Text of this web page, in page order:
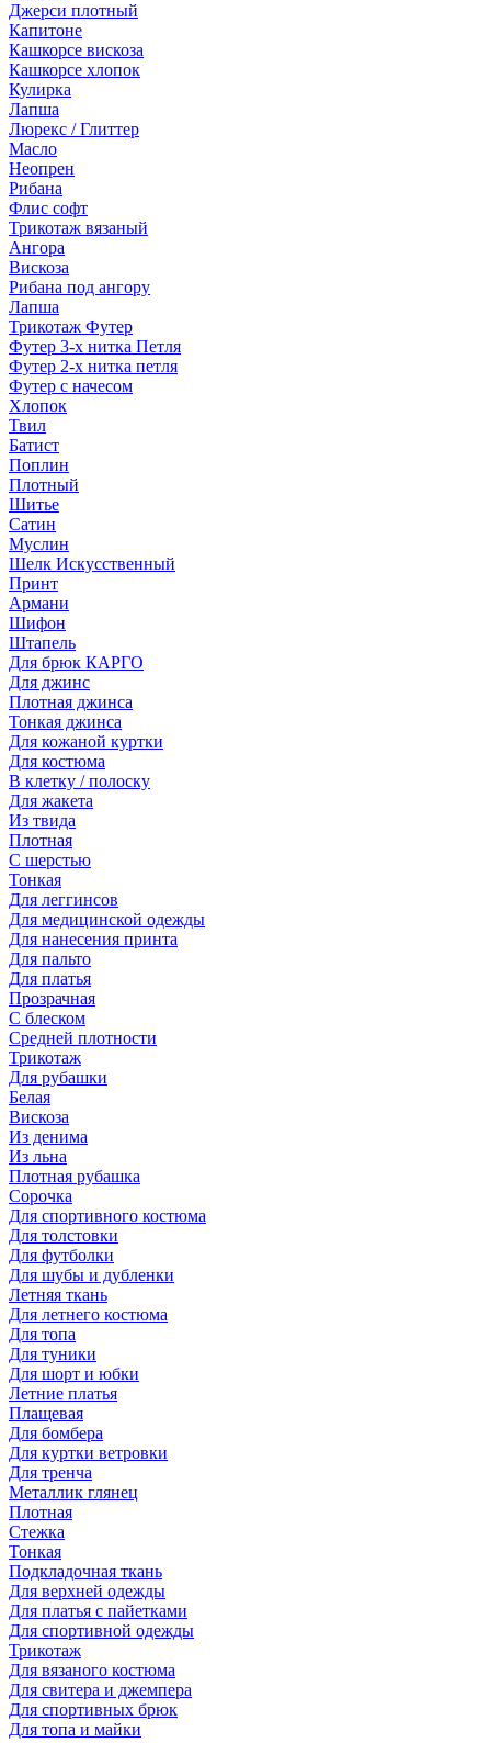
Джерси плотный
Капитоне
Кашкорсе вискоза
Кашкорсе хлопок
Кулирка
Лапша
Люрекс / Глиттер
Масло
Неопрен
Рибана
Флис софт
Трикотаж вязаный
Ангора
Вискоза
Рибана под ангору
Лапша
Трикотаж Футер
Футер 3-х нитка Петля
Футер 2-х нитка петля
Футер с начесом
Хлопок
Твил
Батист
Поплин
Плотный
Шитье
Сатин
Муслин
Шелк Искусственный
Принт
Армани
Шифон
Штапель
Для брюк КАРГО
Для джинс
Плотная джинса
Тонкая джинса
Для кожаной куртки
Для костюма
В клетку / полоску
Для жакета
Из твида
Плотная
С шерстью
Тонкая
Для леггинсов
Для медицинской одежды
Для нанесения принта
Для пальто
Для платья
Прозрачная
С блеском
Средней плотности
Трикотаж
Для рубашки
Белая
Вискоза
Из денима
Из льна
Плотная рубашка
Сорочка
Для спортивного костюма
Для толстовки
Для футболки
Для шубы и дубленки
Летняя ткань
Для летнего костюма
Для топа
Для туники
Для шорт и юбки
Летние платья
Плащевая
Для бомбера
Для куртки ветровки
Для тренча
Металлик глянец
Плотная
Стежка
Тонкая
Подкладочная ткань
Для верхней одежды
Для платья с пайетками
Для спортивной одежды
Трикотаж
Для вязаного костюма
Для свитера и джемпера
Для спортивных брюк
Для топа и майки